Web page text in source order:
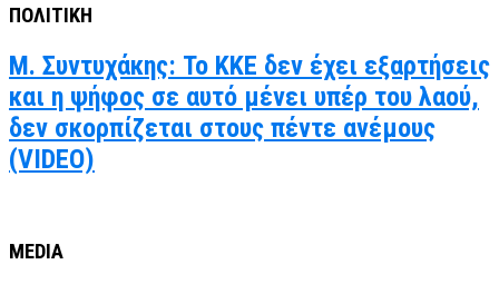
ΠΟΛΙΤΙΚΗ
Μ. Συντυχάκης: Το ΚΚΕ δεν έχει εξαρτήσεις
και η ψήφος σε αυτό μένει υπέρ του λαού,
δεν σκορπίζεται στους πέντε ανέμους
(VIDEO)
MEDIA